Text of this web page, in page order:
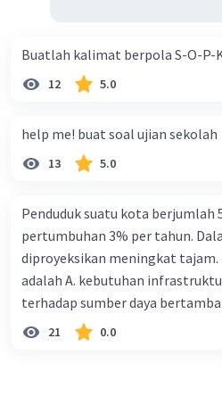
Buatlah kalimat berpola S-O-P-
12 5.0
help me! buat soal ujian sekolah
13 5.0
Penduduk suatu kota berjumlah
pertumbuhan 3% per tahun.
diproyeksikan meningkat tajam.
adalah A. kebutuhan
terhadap sumber daya
eksponensial berdampak
memengaruhi tata ruang E.
21 0.0